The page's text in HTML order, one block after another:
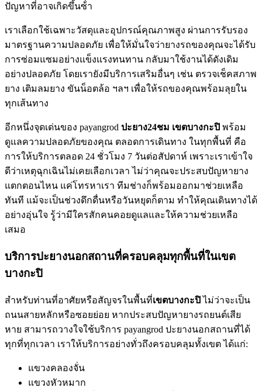
ปัญหาที่อาจเกิดขึ้นซ้ํา
เราเลือกใช้เฉพาะวัสดุและอุปกรณ์คุณภาพสูง ผ่านการรับรอง
มาตรฐานความปลอดภัย เพื่อให้มั่นใจว่ายางรถของคุณจะได้รับ
การซ่อมแซมอย่างแข็งแรงทนทาน กลับมาใช้งานได้ดังเดิม
อย่างปลอดภัย โดยเรายังมีบริการเสริมอื่นๆ เช่น ตรวจเช็คสภาพ
ยาง เติมลมยาง ขันน็อตล้อ ฯลฯ เพื่อให้รถของคุณพร้อมลุยใน
ทุกเส้นทาง
อีกหนึ่งจุดเด่นของ payangrod ปะยาง24ชม เขตบางกะปิ พร้อม
ดูแลความปลอดภัยของคุณ ตลอดการเดินทาง ในทุกพื้นที่ คือ
การให้บริการตลอด 24 ชั่วโมง 7 วันต่อสัปดาห์ เพราะเราเข้าใจ
ดีว่าเหตุฉุกเฉินไม่เคยเลือกเวลา ไม่ว่าคุณจะประสบปัญหายาง
แตกตอนไหน แค่โทรหาเรา ทีมช่างก็พร้อมออกมาช่วยเหลือ
ทันที แม้จะเป็นช่วงดึกดื่นหรือวันหยุดก็ตาม ทําให้คุณเดินทางได้
อย่างอุ่นใจ รู้ว่ามีใครสักคนคอยดูแลและให้ความช่วยเหลือ
เสมอ
บริการปะยางนอกสถานที่ครอบคลุมทุกพื้นที่ในเขต
บางกะปิ
สําหรับท่านที่อาศัยหรือสัญจรในพื้นที่เขตบางกะปิไม่ว่าจะเป็น
ถนนสายหลักหรือซอยย่อย หากประสบปัญหายางรถยนต์เสีย
หาย สามารถวางใจใช้บริการ payangrod ปะยางนอกสถานที่ได้
ทุกที่ทุกเวลา เราให้บริการอย่างทั่วถึงครอบคลุมทั้งเขต ได้แก่:
แขวงคลองจั่น
แขวงหัวหมาก